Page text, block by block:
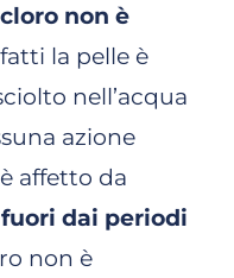
non è
la pelle è
nell’acqua
azione
affetto da
dai periodi
non è